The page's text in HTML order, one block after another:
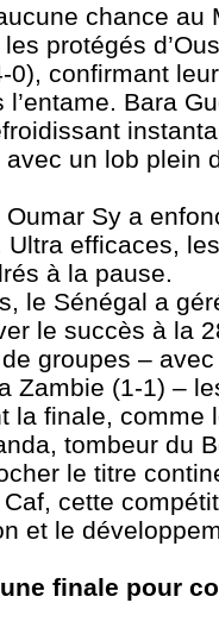
chance
protégés
0), confirmant
Bara
un lob plein
Sy a
efficaces,
à la pause.
le Sénégal a
le succès à la
groupes –
Zambie (1-1) –
la finale, comme
tombeur du
le titre
cette
et le
finale pour